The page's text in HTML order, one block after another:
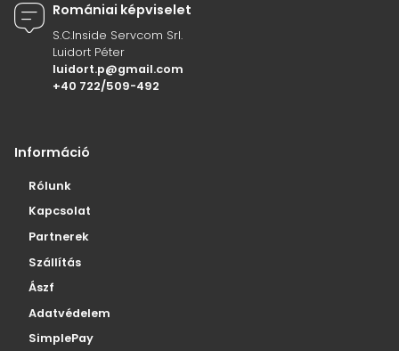
Romániai képviselet
S.C.Inside Servcom Srl.
Luidort Péter
luidort.p@gmail.com
+40 722/509-492
Információ
Rólunk
Kapcsolat
Partnerek
Szállítás
Ászf
Adatvédelem
SimplePay